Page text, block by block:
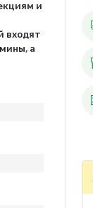
и
входят
а